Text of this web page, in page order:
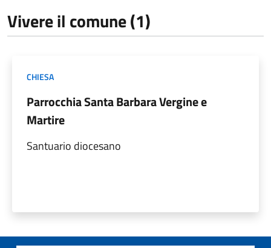
Vivere il comune (1)
CHIESA
Parrocchia Santa Barbara Vergine e
Martire
Santuario diocesano